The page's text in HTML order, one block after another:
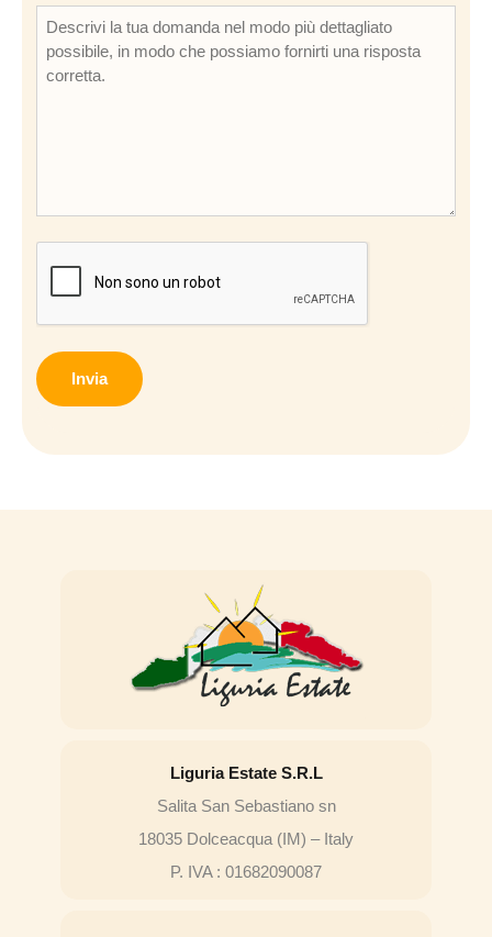
Liguria Estate S.R.L
Salita San Sebastiano sn
18035 Dolceacqua (IM) – Italy
P. IVA : 01682090087